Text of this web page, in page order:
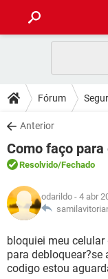
CELULAR
OUTLOOK
INSTAGRAM
GUIA DE COMPRAS
DICAS
JOGOS
OUTLOOK
INSTAGRAM
GUIA DE COMPRAS
DOWNLOADS
JOGOS
CELULAR
OUTLOOK
INSTAGRAM
GUIA DE COMPRAS
FÓRUM
JOGOS
CELULAR
INSTAGRAM
GLOSSÁRIO
JOGOS
CELULAR
OUTLOOK
Fórum
Anterior
Como faço
Resolvido/Fechado
odarildo - 4 abr
bloquiei meu
para
codigo estou